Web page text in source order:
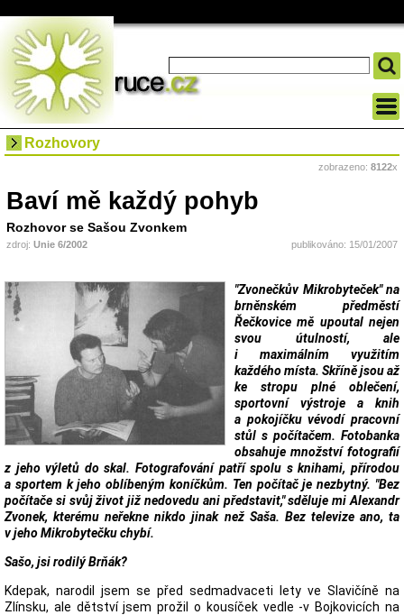
Rozhovory
zobrazeno: 8122x
Baví mě každý pohyb
Rozhovor se Sašou Zvonkem
zdroj: Unie 6/2002 publikováno: 15/01/2007
"Zvonečkův Mikrobyteček" na
brněnském předměstí
Řečkovice mě upoutal nejen
svou útulností, ale
i maximálním využitím
každého místa. Skříně jsou až
ke stropu plné oblečení,
sportovní výstroje a knih
a pokojíčku vévodí pracovní
stůl s počítačem. Fotobanka
obsahuje množství fotografií
z jeho výletů do skal. Fotografování patří spolu s knihami, přírodou
a sportem k jeho oblíbeným koníčkům. Ten počítač je nezbytný. "Bez
počítače si svůj život již nedovedu ani představit," sděluje mi Alexandr
Zvonek, kterému neřekne nikdo jinak než Saša. Bez televize ano, ta
v jeho Mikrobytečku chybí.
Sašo, jsi rodilý Brňák?
Kdepak, narodil jsem se před sedmadvaceti lety ve Slavičíně na
Zlínsku, ale dětství jsem prožil o kousíček vedle -v Bojkovicích na